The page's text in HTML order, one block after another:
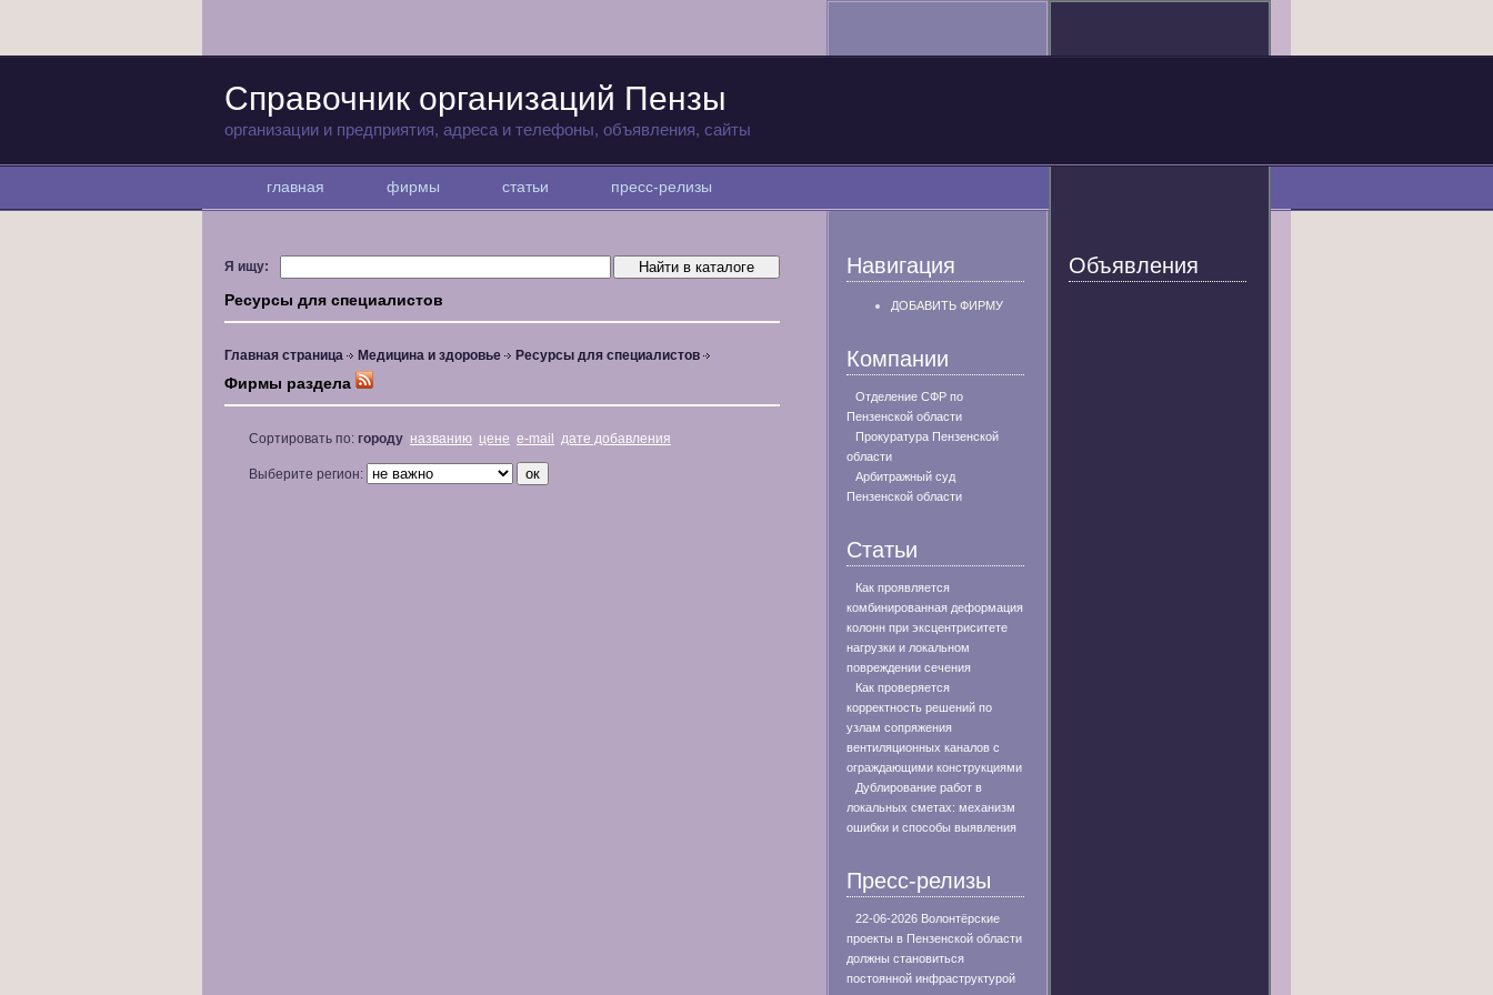
Справочник организаций Пензы
организации и предприятия, адреса и телефоны, объявления, сайты
главная фирмы статьи пресс-релизы
Я ищу:
Ресурсы для специалистов
Главная страница Медицина и здоровье Ресурсы для специалистов
Фирмы раздела
Сортировать по: городу названию цене e-mail дате добавления
Выберите регион:
Навигация
ДОБАВИТЬ ФИРМУ
Компании
Отделение СФР по
Пензенской области
Прокуратура Пензенской
области
Арбитражный суд
Пензенской области
Статьи
Как проявляется
комбинированная деформация
колонн при эксцентриситете
нагрузки и локальном
повреждении сечения
Как проверяется
корректность решений по
узлам сопряжения
вентиляционных каналов с
ограждающими конструкциями
Дублирование работ в
локальных сметах: механизм
ошибки и способы выявления
Пресс-релизы
22-06-2026 Волонтёрские
проекты в Пензенской области
должны становиться
постоянной инфраструктурой
Объявления